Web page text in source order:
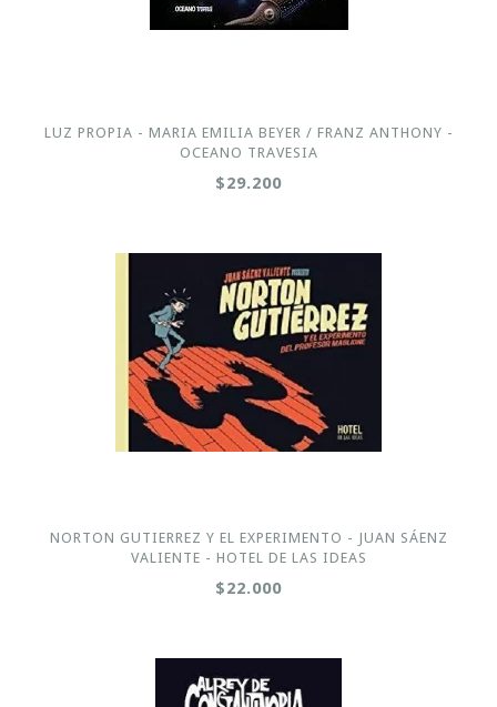
LUZ PROPIA - MARIA EMILIA BEYER / FRANZ ANTHONY -
OCEANO TRAVESIA
$29.200
NORTON GUTIERREZ Y EL EXPERIMENTO - JUAN SÁENZ
VALIENTE - HOTEL DE LAS IDEAS
$22.000